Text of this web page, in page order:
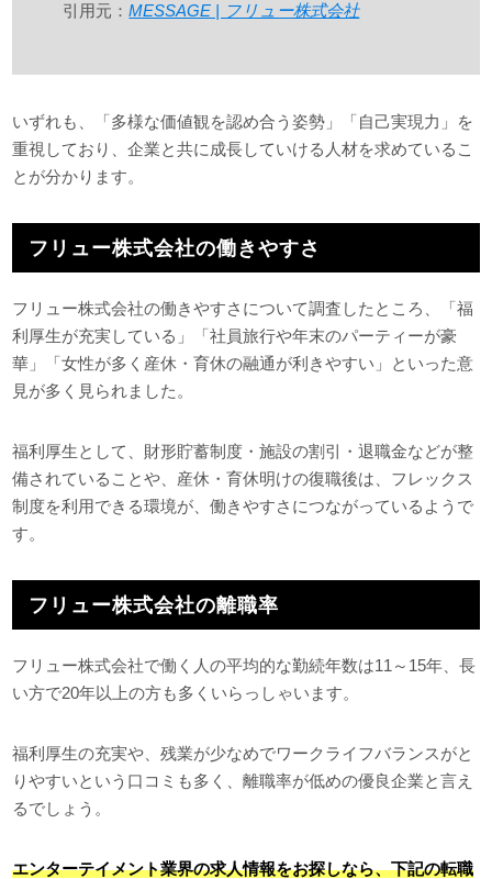
引用元：MESSAGE | フリュー株式会社
いずれも、「多様な価値観を認め合う姿勢」「自己実現力」を
重視しており、企業と共に成長していける人材を求めているこ
とが分かります。
フリュー株式会社の働きやすさ
フリュー株式会社の働きやすさについて調査したところ、「福
利厚生が充実している」「社員旅行や年末のパーティーが豪
華」「女性が多く産休・育休の融通が利きやすい」といった意
見が多く見られました。
福利厚生として、財形貯蓄制度・施設の割引・退職金などが整
備されていることや、産休・育休明けの復職後は、フレックス
制度を利用できる環境が、働きやすさにつながっているようで
す。
フリュー株式会社の離職率
フリュー株式会社で働く人の平均的な勤続年数は11～15年、長
い方で20年以上の方も多くいらっしゃいます。
福利厚生の充実や、残業が少なめでワークライフバランスがと
りやすいという口コミも多く、離職率が低めの優良企業と言え
るでしょう。
エンターテイメント業界の求人情報をお探しなら、下記の転職